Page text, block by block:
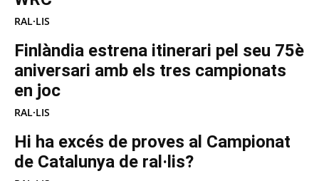
RAL·LIS
Finlàndia estrena itinerari pel seu 75è
aniversari amb els tres campionats
en joc
RAL·LIS
Hi ha excés de proves al Campionat
de Catalunya de ral·lis?